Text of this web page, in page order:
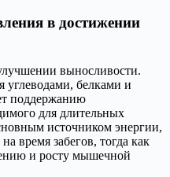
в достижении
выносливости.
углеводами, белками и
поддержанию
для длительных
источником энергии,
время забегов, тогда как
и росту мышечной